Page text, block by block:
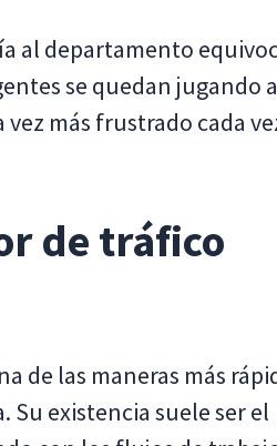
al departamento
se quedan jugando
más frustrado cada
de tráfico
de las maneras más
existencia suele ser el